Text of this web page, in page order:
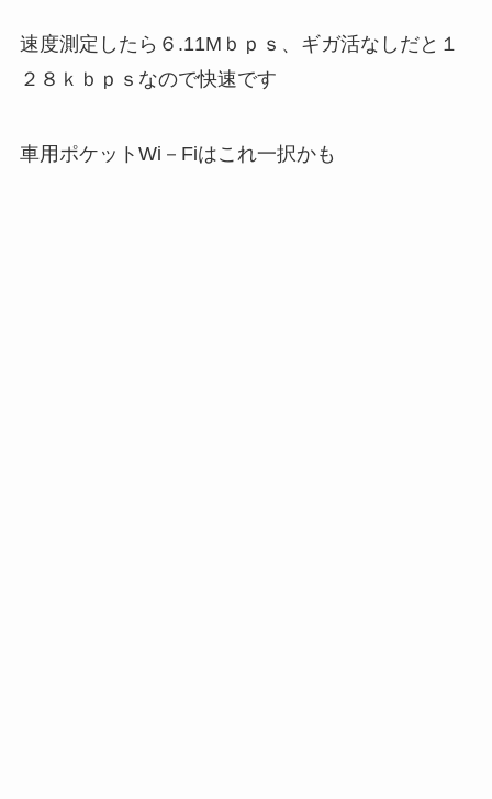
速度測定したら６.11Mｂｐｓ、ギガ活なしだと１
２８ｋｂｐｓなので快速です
車用ポケットWi－Fiはこれ一択かも